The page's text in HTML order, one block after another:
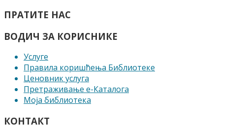
ПРАТИТЕ НАС
ВОДИЧ ЗА КОРИСНИКЕ
Услуге
Правила коришћења Библиотеке
Ценовник услуга
Претраживање е-Каталога
Моја библиотека
КОНТАКТ